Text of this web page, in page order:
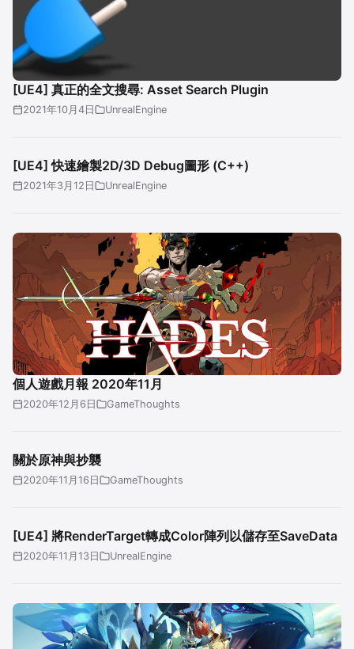
[UE4] 真正的全文搜尋: Asset Search Plugin
2021年10月4日 UnrealEngine
[UE4] 快速繪製2D/3D Debug圖形 (C++)
2021年3月12日 UnrealEngine
個人遊戲月報 2020年11月
2020年12月6日 GameThoughts
關於原神與抄襲
2020年11月16日 GameThoughts
[UE4] 將RenderTarget轉成Color陣列以儲存至SaveData
2020年11月13日 UnrealEngine